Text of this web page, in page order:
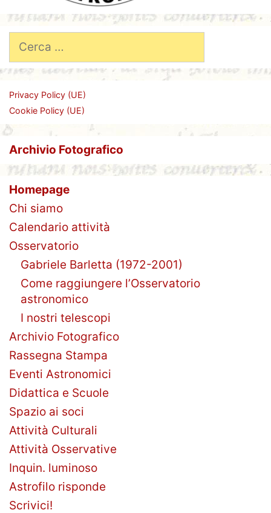
Ricerca
per:
Privacy Policy (UE)
Cookie Policy (UE)
Archivio Fotografico
Homepage
Chi siamo
Calendario attività
Osservatorio
Gabriele Barletta (1972-2001)
Come raggiungere l’Osservatorio
astronomico
I nostri telescopi
Archivio Fotografico
Rassegna Stampa
Eventi Astronomici
Didattica e Scuole
Spazio ai soci
Attività Culturali
Attività Osservative
Inquin. luminoso
Astrofilo risponde
Scrivici!